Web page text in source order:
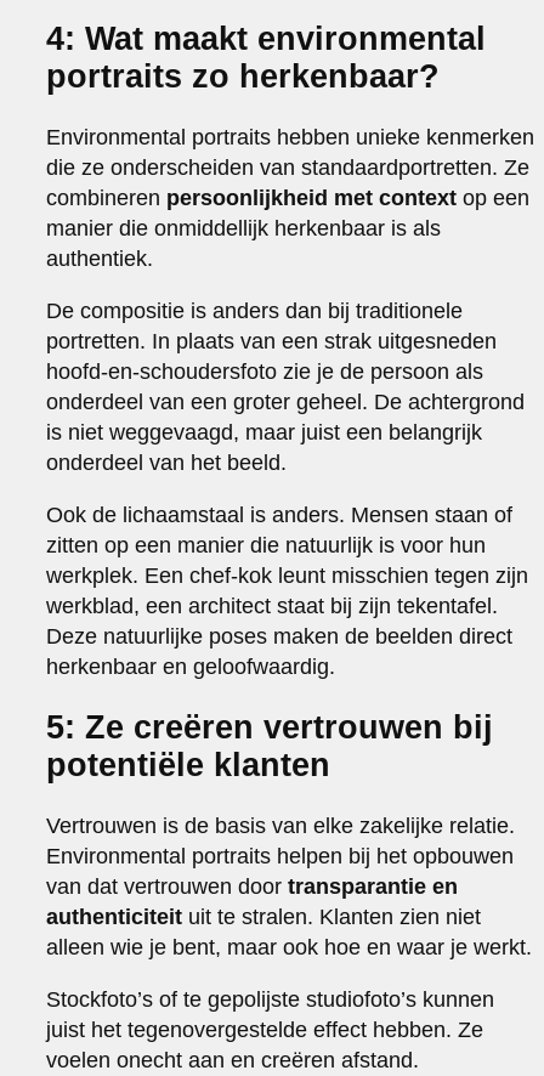
4: Wat maakt environmental
portraits zo herkenbaar?
Environmental portraits hebben unieke kenmerken
die ze onderscheiden van standaardportretten. Ze
combineren persoonlijkheid met context op een
manier die onmiddellijk herkenbaar is als
authentiek.
De compositie is anders dan bij traditionele
portretten. In plaats van een strak uitgesneden
hoofd-en-schoudersfoto zie je de persoon als
onderdeel van een groter geheel. De achtergrond
is niet weggevaagd, maar juist een belangrijk
onderdeel van het beeld.
Ook de lichaamstaal is anders. Mensen staan of
zitten op een manier die natuurlijk is voor hun
werkplek. Een chef-kok leunt misschien tegen zijn
werkblad, een architect staat bij zijn tekentafel.
Deze natuurlijke poses maken de beelden direct
herkenbaar en geloofwaardig.
5: Ze creëren vertrouwen bij
potentiële klanten
Vertrouwen is de basis van elke zakelijke relatie.
Environmental portraits helpen bij het opbouwen
van dat vertrouwen doortransparantie en
authenticiteit uit te stralen. Klanten zien niet
alleen wie je bent, maar ook hoe en waar je werkt.
Stockfoto’s of te gepolijste studiofoto’s kunnen
juist het tegenovergestelde effect hebben. Ze
voelen onecht aan en creëren afstand.